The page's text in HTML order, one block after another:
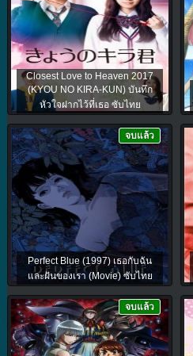
Closest Love to Heaven 2017
(KYOU NO KIRA-KUN) บันทึก
หัวใจฝากไว้ที่เธอ ซับไทย
Perfect Blue (1997) เธอกับฉัน
และฝันของเรา (Movie) ซับไทย
จบแล้ว
จบแล้ว